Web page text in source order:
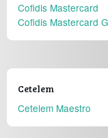
Cofidis Mastercard
Cofidis Mastercard
Cetelem
Cetelem Maestro